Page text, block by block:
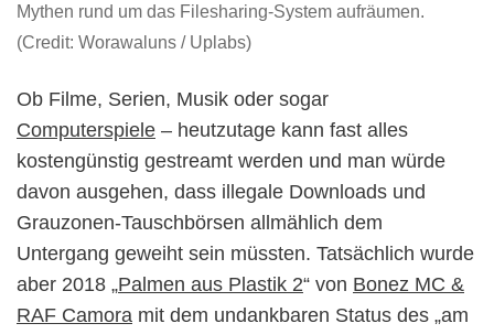
Mythen rund um das Filesharing-System aufräumen.
(Credit: Worawaluns / Uplabs)
Ob Filme, Serien, Musik oder sogar
Computerspiele – heutzutage kann fast alles
kostengünstig gestreamt werden und man würde
davon ausgehen, dass illegale Downloads und
Grauzonen-Tauschbörsen allmählich dem
Untergang geweiht sein müssten. Tatsächlich wurde
aber 2018 „Palmen aus Plastik 2“ von Bonez MC &
RAF Camora mit dem undankbaren Status des „am